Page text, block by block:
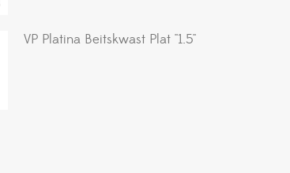
VP Platina Beitskwast Plat ''1.5''